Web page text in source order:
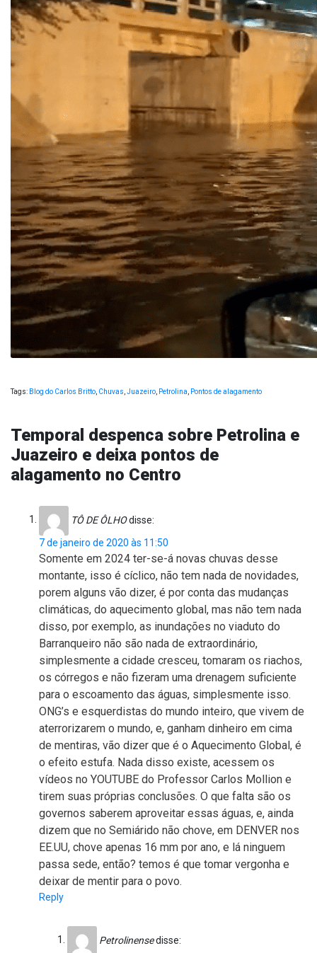
Tags: Blog do Carlos Britto Chuvas Juazeiro Petrolina Pontos de alagamento
Temporal despenca sobre Petrolina e
Juazeiro e deixa pontos de
alagamento no Centro
TÔ DE ÔLHOdisse:
7 de janeiro de 2020 às 11:50
Somente em 2024 ter-se-á novas chuvas desse
montante, isso é cíclico, não tem nada de novidades,
porem alguns vão dizer, é por conta das mudanças
climáticas, do aquecimento global, mas não tem nada
disso, por exemplo, as inundações no viaduto do
Barranqueiro não são nada de extraordinário,
simplesmente a cidade cresceu, tomaram os riachos,
os córregos e não fizeram uma drenagem suficiente
para o escoamento das águas, simplesmente isso.
ONG’s e esquerdistas do mundo inteiro, que vivem de
aterrorizarem o mundo, e, ganham dinheiro em cima
de mentiras, vão dizer que é o Aquecimento Global, é
o efeito estufa. Nada disso existe, acessem os
vídeos no YOUTUBE do Professor Carlos Mollion e
tirem suas próprias conclusões. O que falta são os
governos saberem aproveitar essas águas, e, ainda
dizem que no Semiárido não chove, em DENVER nos
EE.UU, chove apenas 16 mm por ano, e lá ninguem
passa sede, então? temos é que tomar vergonha e
deixar de mentir para o povo.
Reply
Petrolinensedisse: